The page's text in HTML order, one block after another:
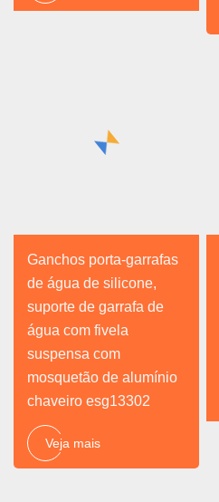
Ganchos porta-garrafas
de água de silicone,
suporte de garrafa de
água com fivela
suspensa com
mosquetão de alumínio
chaveiro esg13302
Veja mais